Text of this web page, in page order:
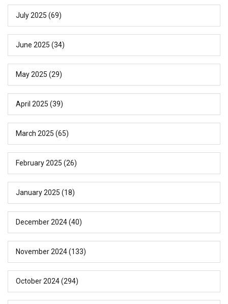
July 2025 (69)
June 2025 (34)
May 2025 (29)
April 2025 (39)
March 2025 (65)
February 2025 (26)
January 2025 (18)
December 2024(40)
November 2024(133)
October 2024(294)